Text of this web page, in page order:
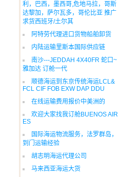
利，巴西，墨西哥,危地马拉，哥斯
达黎加，萨尔瓦多，哥伦比亚 推广
求货西班牙/土尔其
阿特劳代理进口货物船舶卸货
内陆运输里斯本国际供应链
南沙---JEDDAH 4X40FR 蛇口~
雅加达 订舱一代
顺德海运到东京传统海运LCL&
FCL CIF FOB EXW DAP DDU
在线运输费用报价中美洲的
欢迎大家找我订舱BUENOS AIR
ES
国际海运物流服务，法罗群岛，
到门运输经验
胡志明海运代理公司
马来西亚海运大货